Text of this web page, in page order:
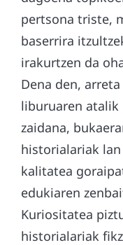
pertsona triste,
baserrira
irakurtzen da
Dena den,
liburuaren atalik
zaidana,
historialariak
kalitatea
edukiaren
Kuriositatea
historialariak